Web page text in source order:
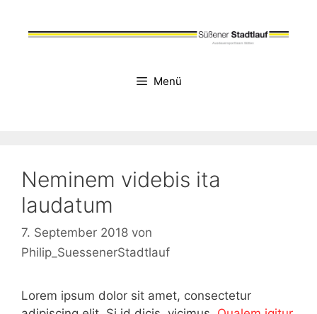
Menü
Neminem videbis ita
laudatum
7. September 2018 von
Philip_SuessenerStadtlauf
Lorem ipsum dolor sit amet, consectetur